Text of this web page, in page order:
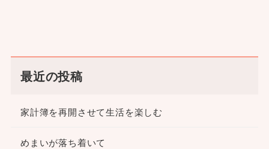
最近の投稿
家計簿を再開させて生活を楽しむ
めまいが落ち着いて